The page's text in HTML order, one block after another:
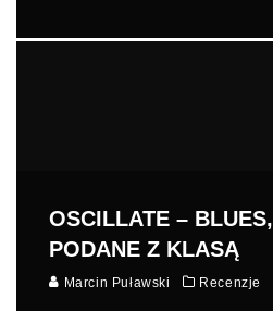
OSCILLATE –
PODANE Z KLASĄ
Marcin Puławski Recenzje